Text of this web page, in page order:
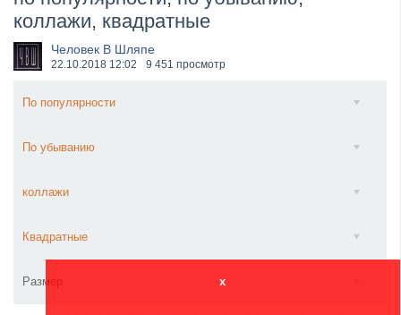
​Anthrax выпустили новый сингл и клип «Everybod...
коллажи, квадратные
Человек В Шляпе
22.10.2018 12:02 9 451 просмотр
По популярности
По убыванию
коллажи
Квадратные
Размер x